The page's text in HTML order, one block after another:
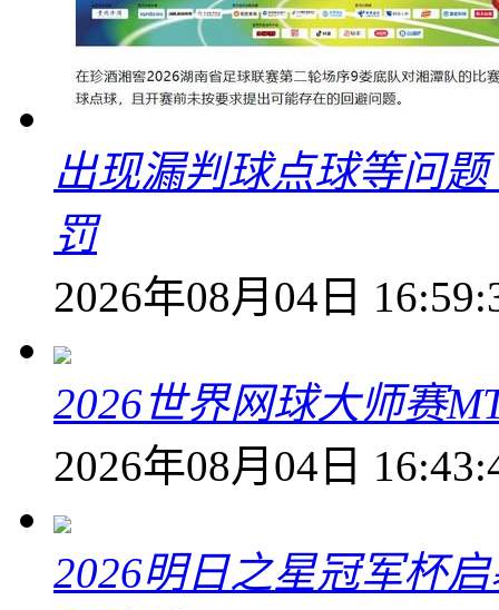
出现漏判球点球等问
罚
2026年08月04日
2026世界网球大师赛
2026年08月04日
2026明日之星冠军杯